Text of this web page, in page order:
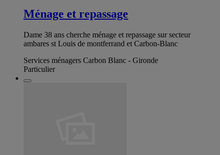
Ménage et repassage
Dame 38 ans cherche ménage et repassage sur secteur
ambares st Louis de montferrand et Carbon-Blanc
Services ménagers Carbon Blanc - Gironde
Particulier